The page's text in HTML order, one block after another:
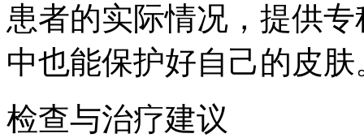
患者的实际情况，提供
中也能保护好自己的皮肤
检查与治疗建议